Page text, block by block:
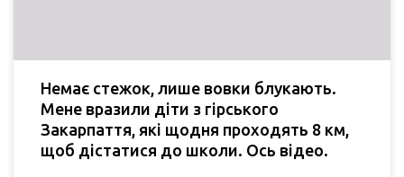
Немає стежок, лише вовки блукають.
Мене вразили діти з гірського
Закарпаття, які щодня проходять 8 км,
щоб дістатися до школи. Ось відео.